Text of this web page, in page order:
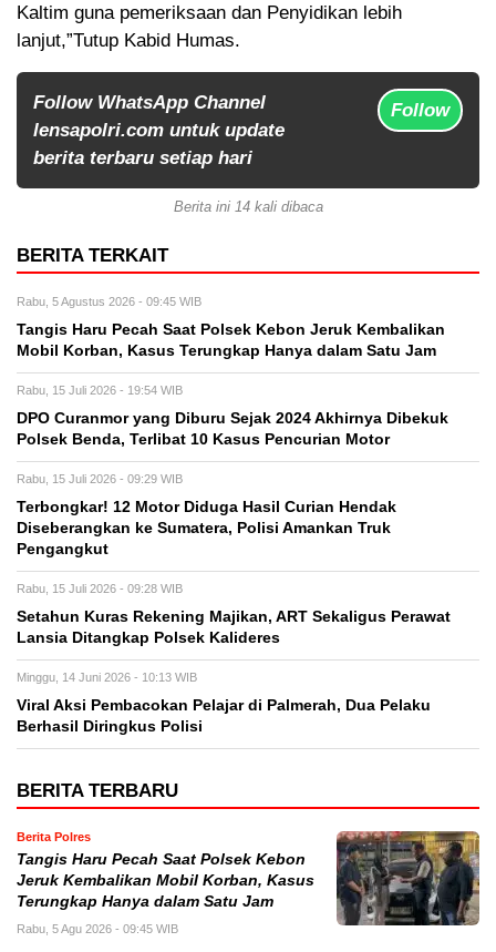
Kaltim guna pemeriksaan dan Penyidikan lebih
lanjut,”Tutup Kabid Humas.
Follow WhatsApp Channel
lensapolri.com untuk update
berita terbaru setiap hari
Follow
Berita ini 14 kali dibaca
BERITA TERKAIT
Rabu, 5 Agustus 2026 - 09:45 WIB
Tangis Haru Pecah Saat Polsek Kebon Jeruk Kembalikan
Mobil Korban, Kasus Terungkap Hanya dalam Satu Jam
Rabu, 15 Juli 2026 - 19:54 WIB
DPO Curanmor yang Diburu Sejak 2024 Akhirnya Dibekuk
Polsek Benda, Terlibat 10 Kasus Pencurian Motor
Rabu, 15 Juli 2026 - 09:29 WIB
Terbongkar! 12 Motor Diduga Hasil Curian Hendak
Diseberangkan ke Sumatera, Polisi Amankan Truk
Pengangkut
Rabu, 15 Juli 2026 - 09:28 WIB
Setahun Kuras Rekening Majikan, ART Sekaligus Perawat
Lansia Ditangkap Polsek Kalideres
Minggu, 14 Juni 2026 - 10:13 WIB
Viral Aksi Pembacokan Pelajar di Palmerah, Dua Pelaku
Berhasil Diringkus Polisi
BERITA TERBARU
Berita Polres
Tangis Haru Pecah Saat Polsek Kebon
Jeruk Kembalikan Mobil Korban, Kasus
Terungkap Hanya dalam Satu Jam
Rabu, 5 Agu 2026 - 09:45 WIB